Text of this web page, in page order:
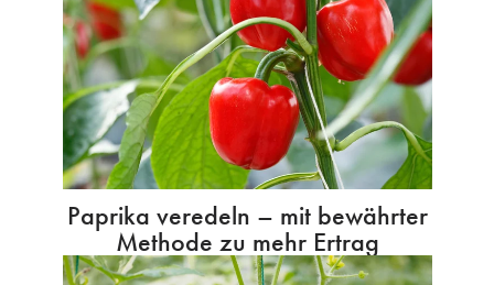
Paprika veredeln – mit bewährter
Methode zu mehr Ertrag